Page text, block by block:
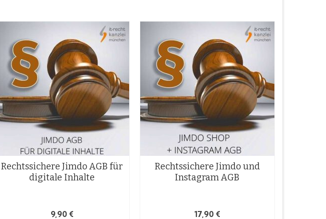
Rechtssichere Jimdo AGB für
digitale Inhalte
9,90€
Rechtssichere Jimdo und
Instagram AGB
17,90€